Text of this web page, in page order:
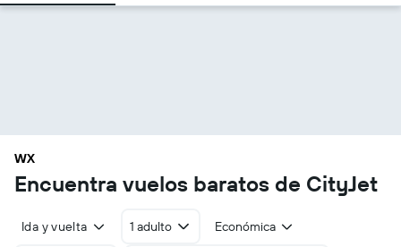
WX
Encuentra vuelos baratos de CityJet
Ida y vuelta 1 adulto Económica